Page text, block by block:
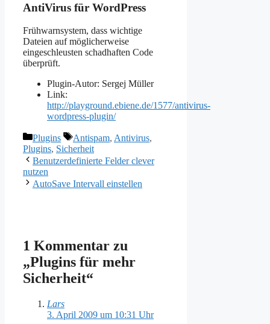
AntiVirus für WordPress
Frühwarnsystem, dass wichtige
Dateien auf möglicherweise
eingeschleusten schadhaften Code
überprüft.
Plugin-Autor: Sergej Müller
Link:
http://playground.ebiene.de/1577/antivirus-
wordpress-plugin/
Kategorien
Plugins Schlagwörter
Antispam, Antivirus,
Plugins, Sicherheit
Benutzerdefinierte Felder clever
nutzen
AutoSave Intervall einstellen
1 Kommentar zu
„Plugins für mehr
Sicherheit“
Lars
3. April 2009 um 10:31 Uhr